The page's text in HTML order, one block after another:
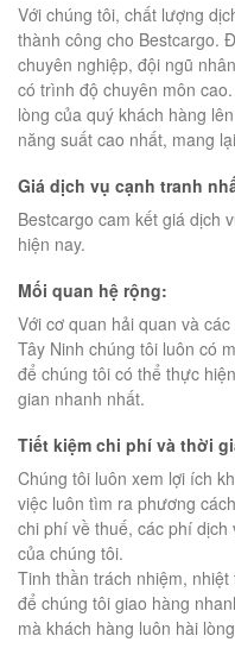
Với chúng tôi, chất lượng
thành công cho Bestcargo.
chuyên nghiệp, đội ngũ
có trình độ chuyên môn
lòng của quý khách hàng
năng suất cao nhất, mang
Giá dịch vụ cạnh tranh
Bestcargo cam kết giá dịch
hiện nay.
Mối quan hệ rộng:
Với cơ quan hải quan và
Tây Ninh chúng tôi luôn có
để chúng tôi có thể thực
gian nhanh nhất.
Tiết kiệm chi phí và thời
Chúng tôi luôn xem lợi ích
việc luôn tìm ra phương
chi phí về thuế, các phí
của chúng tôi.
Tinh thần trách nhiệm,
để chúng tôi giao hàng
mà khách hàng luôn hài